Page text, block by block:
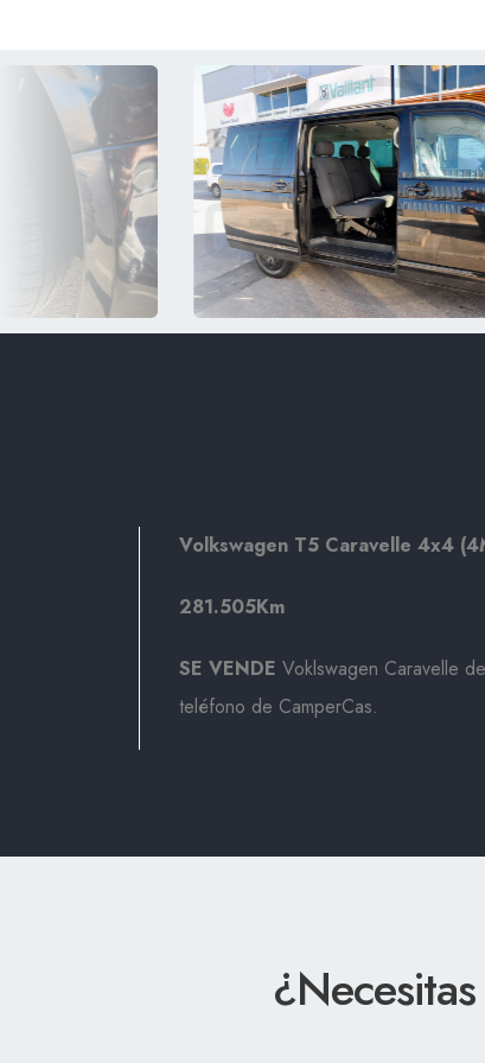
Volkswagen T5 Caravelle 4x4
281.505Km
SE VENDEVoklswagen Caravelle
teléfono de CamperCas.